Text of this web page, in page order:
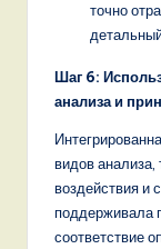
точно
Шаг 6:
анализа и
видов анализа,
воздействия и
поддерживала
соответствие